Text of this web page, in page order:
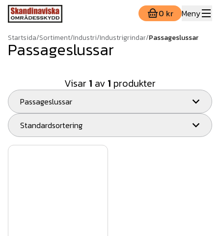
0 kr Meny
Startsida/Sortiment/Industri/Industrigrindar/Passageslussar
Passageslussar
Visar 1 av 1 produkter
Passageslussar
Standardsortering